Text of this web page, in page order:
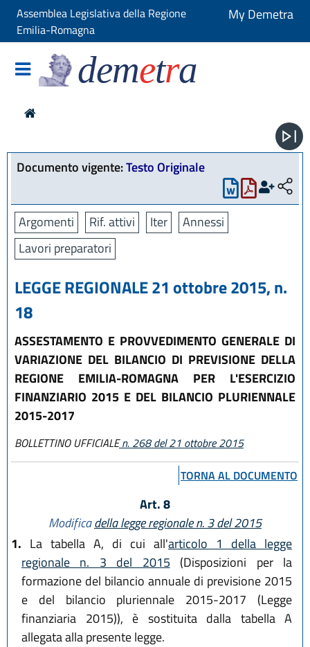
Assemblea Legislativa della Regione
Emilia-Romagna
My Demetra
demetra
Documento vigente:Testo Originale
Argomenti Rif. attivi Iter
Annessi
Lavori preparatori
LEGGE REGIONALE 21 ottobre 2015, n.
18
ASSESTAMENTO E PROVVEDIMENTO GENERALE DI
VARIAZIONE DEL BILANCIO DI PREVISIONE DELLA
REGIONE EMILIA-ROMAGNA PER L'ESERCIZIO
FINANZIARIO 2015 E DEL BILANCIO PLURIENNALE
2015-2017
BOLLETTINO UFFICIALEn. 268 del 21 ottobre 2015
TORNA AL DOCUMENTO
Art. 8
Modificadella legge regionale n. 3 del 2015
1. La tabella A, di cui all'articolo 1 della legge
regionale n. 3 del 2015 (Disposizioni per la
formazione del bilancio annuale di previsione 2015
e del bilancio pluriennale 2015-2017 (Legge
finanziaria 2015)), è sostituita dalla tabella A
allegata alla presente legge.